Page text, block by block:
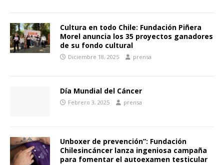
Cultura en todo Chile: Fundación Piñera
Morel anuncia los 35 proyectos ganadores
de su fondo cultural
Diciembre 18, 2025 prensa
Día Mundial del Cáncer
Febrero 3, 2025 prensa
Unboxer de prevención”: Fundación
Chilesincáncer lanza ingeniosa campaña
para fomentar el autoexamen testicular